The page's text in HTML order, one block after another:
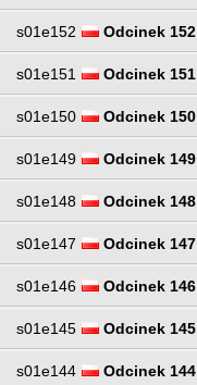
s01e152 Odcinek 152
s01e151 Odcinek 151
s01e150 Odcinek 150
s01e149 Odcinek 149
s01e148 Odcinek 148
s01e147 Odcinek 147
s01e146 Odcinek 146
s01e145 Odcinek 145
s01e144 Odcinek 144